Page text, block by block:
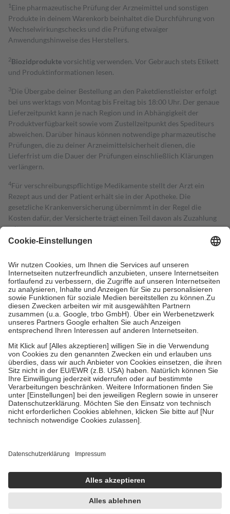
1 Eine pharmazeutische Prüfung der Arzneimittel und sonstigen
Produkte in deinem Warenkorb beinhaltet die Durchführung von
Wechselwirkungschecks und die Prüfung etwaiger
Anwendungshinweise des Herstellers.
2Biozidproduktevorsichtig verwenden. Vor Gebrauch stets Etikett
und Produktinformationen lesen.
3Die Übergabe deiner Bestellung an den Paketdienstleister erfolgt
bei uns werktags von Montag bis Freitag bis 18:00 Uhr. Der genaue
Lieferzeitpunkt kann je nach Region und in Abhängigkeit der
Produktverfügbarkeit sowie vom Zustellzeitpunkt des Spediteurs
abweichen. Darüber hinaus können notwendige pharmazeutische
Prüfungen, die zu deiner Arzneimittelsicherheit dienen, die
Lieferfrist um die Dauer der Prüfungen einschließlich Klärungen
verlängern.
4Für verschreibungspflichtige Medikamente stellt der Arzt ein
Rezept aus und der Patient erhält sie in der Apotheke. Die
gesetzliche Krankenversicherung übernimmt in der Regel die
Kosten dafür, der Versicherte trägt einen Teil davon als Zuzahlung
mit.
Grundsätzlich leisten Mitglieder Zuzahlungen in Höhe von zehn
höchstens zehn Euro.
Es sind jedoch nie mehr als die tatsächlichen
Kosten der Leistung zu entrichten.
Diese Regeln gelten grundsätzlich auch für Online-Apotheken.
Bei Heilmitteln und häuslicher Krankenpflege beträgt die
Zuzahlung zehn Prozent der Kosten sowie zehn Euro je
Verordnung.
Um das Engagement der Versicherten für ihre eigene Gesundheit zu
stärken und die besondere Stellung der Familie zu unterstützen,
fallenkeine Zuzahlungenan bei:
• Kindern und Jugendlichen bis zum vollendeten 18. Lebensjahr
mit Ausnahme der Fahrkosten
• Untersuchungen zur Vorsorge und Früherkennung, die von der
GKV getragen werden
• empfohlenen Schutzimpfungen
• Harn- und Blutteststreifen
getroffen, um sicherzustellen, dass es sich um echte Bewertungen
https://help.etrusted.com/hc/de/articles/4419944605341
Einige Bilder und Inhalte wurden unter Zuhilfenahme künstlicher